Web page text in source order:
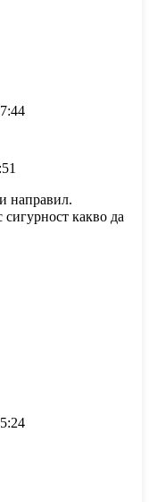
направил.
какво да